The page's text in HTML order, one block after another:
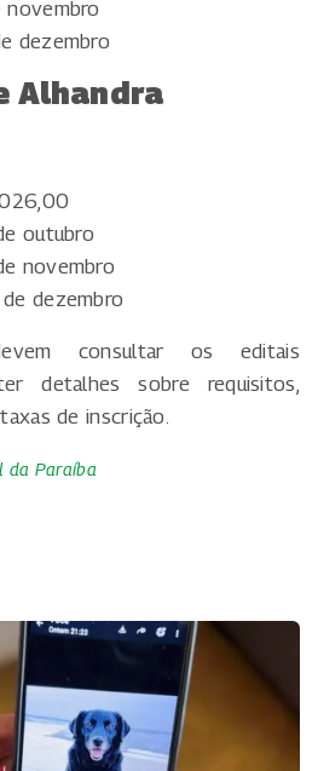
novembro
dezembro
Alhandra
outubro
novembro
dezembro
consultar os editais
detalhes sobre requisitos,
de inscrição.
da Paraíba